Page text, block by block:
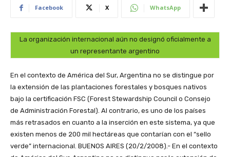
Facebook X WhatsApp
La organización internacional aún no designó oficialmente a
un representante argentino
En el contexto de América del Sur, Argentina no se distingue por
la extensión de las plantaciones forestales y bosques nativos
bajo la certificación FSC (Forest Stewardship Council o Consejo
de Administración Forestal). Al contrario, es uno de los países
más retrasados en cuanto a la inserción en este sistema, ya que
existen menos de 200 mil hectáreas que contarían con el “sello
verde” internacional. BUENOS AIRES (20/2/2008).- En el contexto de América del Sur, Argentina no se distingue por la extensión de las plantaciones forestales y bosques nativos bajo la certificación FSC (Forest Stewardship Council o Consejo de Administración Forestal). Al contrario, es uno de los países más retrasados en cuanto a la inserción en este sistema, ya que existen menos de 200 mil hectáreas que contarían con el “sello verde” internacional. En el país se cuenta con más de 31 millones de hectáreas de Bosques Nativos y alrededor de 1,2 millones de hectáreas de plantaciones forestales, que estarían frente a la oportunidad de ingresar en un sistema de gestión forestal sostenible. El FSC es una organización independiente, no gubernamental, internacional, que tiene como principal objetivo promover una gestión forestal ambientalmente responsable, socialmente beneficiosa y económicamente viable en los bosques de todo el mundo. La certificación FSC propone, en base a acuerdos voluntarios, el sistema más coherente con tres principios esenciales para una gestión forestal sostenible y se rige bajo sobre la base de lo acordado internacionalmente en los “Principios y Criterios” y en las “Guías del FSC para Certificadores”. A la fecha, el FSC es prácticamente la única organización internacional, que tiene un sistema respetado y una etiqueta de producto reconocida en el mercado para promover el manejo responsable de los bosques del mundo. Sin embargo, su inserción en toda Latinoamérica al sistema es lenta y en Argentina, además, se presentan algunas debilidades, lo que genera incertidumbre en relación al cumplimiento de los objetivos y ante la ausencia de políticas activas del FSC que faciliten el proceso de obtención del sello para quienes realmente cumplen con los estándares exigidos por FSC. negrita/Demanda insatisfecha/negrita La demanda de productos forestales certificados sigue siendo prácticamente una exclusividad de los países denominados del primer mundo, que tienen una conciencia ambiental más desarrollada del poder de compra en las actuales generaciones, y que sin duda será superior en las venideras. Pese a ello, en la actualidad no encuentran oferta suficiente para complacer este mercado, aseguró a ArgentinaForestal.com el Manager of Resource Group de la firma americana The Magellan Group, Ltd., Guido Meza. El especialista sostuvo que en la actualidad la oferta de estos productos es limitada, dado que la mayor parte de los millones de metros cúbicos de productos forestales no tiene una inscripción ante un organismo que certifique que todo el proceso productivo de las masas boscosas de las cuales provienen tenga en cuenta los cuidados medioambientales para su logro. Para Meza, esta demanda insatisfecha “es una oportunidad para las empresas que ya optaron por esta forma de producción, incluso que ya tienen esta forma de vida empresarial para lograr sus productos, pero que sólo les falta el paso de certificar”. negrita/Debilidades del FSC en Argentina/negrita Ante la realidad de que el mercado internacional demanda “productos certificados”, hay quienes sostienen que “es un buen momento para que Argentina, tras el gran paso que se ha dado con la Ley de Presupuestos Mínimos para la Protección de Bosques Nativos, se avance en un “sello verde nacional” que incorpore a aquellos propietarios y productores que realicen un manejo forestal sostenible, ya que muchas veces el sistema del FSC no atiende la realidad local o no adecua sus estándares a la misma. Y esto no quita que existan proyectos con las mejores prácticas ambientales y bajo un buen manejo forestal, donde no hay diferencias entre los productos certificados FSC con aquellos que no lo están”, aseguran. “El objetivo es avanzar hacia una gestión sostenible de los bosques”, remarcan. Por otra parte, también se sostiene que una alternativa nacional sería que el FSC pudiera desempeñar un rol “menos burocrático” sobre estas iniciativas, ya que el objetivo fundamental es identificar y sumar voluntarios que cumplan con los principios y criterios del sistema. El punto es que, en primer lugar, para lograr adecuar el sistema de certificación FSC a la realidad nacional, Argentina tendría que tener una voz ante el FSC Internacional, y desde el año 2006 no lo tiene. Si bien se mantiene el grupo de trabajo de la iniciativa nacional (integrado por 15 o más personas), desde el alejamiento de Javier Corcuera, ex presidente de la Fundación Vida Silvestre Argentina, a la fecha aún no se nombró en forma oficial un nuevo representante. Corcuera había iniciado un trabajo de campo para establecer un estándar nacional del FSC para plantaciones forestales, que se realizó por medio de audiencias públicas en todo el país a través de la coordinación de Pablo Yapura. Ante la organización internacional no pueden existir entidades representantes sino “personas”. Es así que, por ejemplo, tanto la FVSA y Greempeace están comprometidas con FSC y promueven esta herramienta como el camino hacia el manejo sustentable de los bosques; pero es una debilidad que Argentina no cuente con representante ante el FSC. Pero…¿cuál es el interés del FSC con los países del Sur?¿Cuáles son los objetivos, que metas y proyecciones que apuntan para lograr para sumar voluntarios a este sistema?¿Les interesa certificar plantaciones forestales? subtitulo/Proponen cambios en el FSC/subtitulo En el marco de los talleres que se realizan del FSC, entre los que participan anualmente los representantes de América del Sur (del Centro Internacional, Iniciativas Nacionales, Empresas Certificadoras, Miembros de las 3 Cámaras, Grupos de Trabajo, etc.) surgieron oportunamente cuestionamientos y propuestas para establecer estrategias que permitan replantear cambios en el proceso para corregir los problemas de la certificación forestal y alcanzar los objetivos que plantean para Certificación FSC. En resumen, detallamos algunas de las reflexiones y propuestas planteadas ante el directorio internacional para su discusión: negrita/*El FSC debería empezar a cumplir con su misión en los países del Sur:/negrita un paso sería el que logre el fortalecimiento de las alianzas estratégicas y de la presión sobre las autoridades gubernamentales, sector privado, ONGs regionales. La unión a estas organizaciones sería una demostración en sus intentos de mejorar la gestión forestal mundial, y un canal para “bajar el mensaje” a nivel local. También sería un canal para sensibilizar e influenciar a los gobiernos, de manera de convencerlos de adoptar la certificación como parte integral de una gestión forestal normal. Por otra parte, una marcada necesidad del sistema es lograr avanzar hacia una mayor presencia del FSC en los países del Sur, de manera de lograr una mayor participación del SUR en el FSC. De esta manera, se podría pensar en consolidar el sistema, pero por el momento, en el caso de las empresas que quieran certificar, necesitan confiar en el sistema, saber si el FSC tiene una visión clara de lo que quiere lograr, y para ello debe establecer objetivos respecto al número de hectáreas certificadas en los bosques cultivados y nativos que pretende lograr. Hace falta un proceso de descentralización, y la creación de puestos para que los Coordinadores Regionales puedan dar un paso positivo en este sentido. En Latinoamérica se plantea que “el FSC debería centrarse más en la promoción y en el apoyo de las iniciativas nacionales, descentralizando en parte las acciones, además de promocionar nuevas entidades certificadoras con sede en los países del Sur”. negrita/*Mejorar la comunicación:/negrita existe una necesidad de una estrategia comunicativa eficaz que pueda difundir el mensaje que tiene el FSC sobre los beneficios que puede traer la certificación, para así aumentar la conciencia pública acerca del tema, sobre todo en zonas rurales, en colegios, entre los tomadores de decisiones, y en el sector privado. Al mismo tiempo, habrá que crear un compendio mundial de consumidores de productos forestales certificados, para complementar la información sobre los proveedores de los productos, y habrá que lograr que esta información sea accesible en todos los países. Hoy se presenta hasta una competencia desleal, un productor a pequeña escala no accede fácilmente a la certificación, mientras que los comerciantes del Norte venden los mismos muebles con suma facilidad. Se considera que el FSC debería trabajar para facilitar a los productores a pequeña escala las mismas oportunidades. Por otra parte, también debería definir si las plantaciones forestales a gran escala –que abastecen a plantas celulosas- ingresan o no al sistema, ya que en principio permiten el inicio del proceso –con los costos y expectativas que todo ello genera- para después congelar la decisión, no por razones técnicas desde el punto de vista ambiental, social o económico, sino por burocracias del sistema y factores de índole políticas promovidas por otros intereses, como sucede en la actualidad en algunos procesos de certificación FSC en Brasil (Caso Veracel). negrita/*Bajar los costos:/negrita la salida hacia simplificación del proceso de certificación traería una disminución de los gastos y un aumento de los beneficios. El FSC no está haciendo lo que podría en las zonas rurales; es decir, simplificar el proceso de la certificación y reducir su costo a un nivel accesible. El FSC tendría que desarrollar un sistema más eficaz de controles sobre los costos del proceso de certificación. El precio de ésta deberá ser accesible, para así atraer a un buen número de nuevos solicitantes, ya que hasta ahora el costo desorbitado de la certificación ha excluido a muchos aspirantes potenciales. Una alternativas, podría ser la financiación estatal, como una manera de pagar el costo del proceso evaluativo de la certificación. Se podría establecer uno o más fondos para la evaluación, los cuales podrían ser administrados por varios organismos financiadores. Éstos también podría